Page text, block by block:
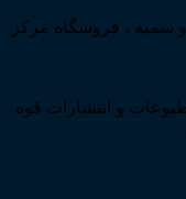
سمیه ، فروشگاه مرکز
و انتشارات قوه